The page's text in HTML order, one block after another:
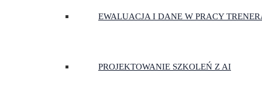
EWALUACJA I DANE W PRACY
PROJEKTOWANIE SZKOLEŃ Z AI